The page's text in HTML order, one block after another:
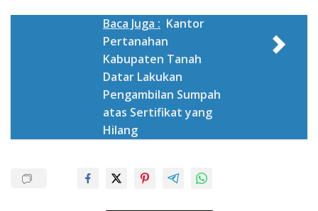
Baca Juga : Kantor
Pertanahan
Kabupaten Tanah
Datar Lakukan
Pengambilan Sumpah
atas Sertifikat yang
Hilang